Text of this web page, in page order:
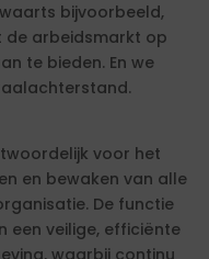
bijvoorbeeld,
de arbeidsmarkt op
te bieden. En we
voor het
en bewaken van alle
De functie
een veilige, efficiënte
waarbij continu